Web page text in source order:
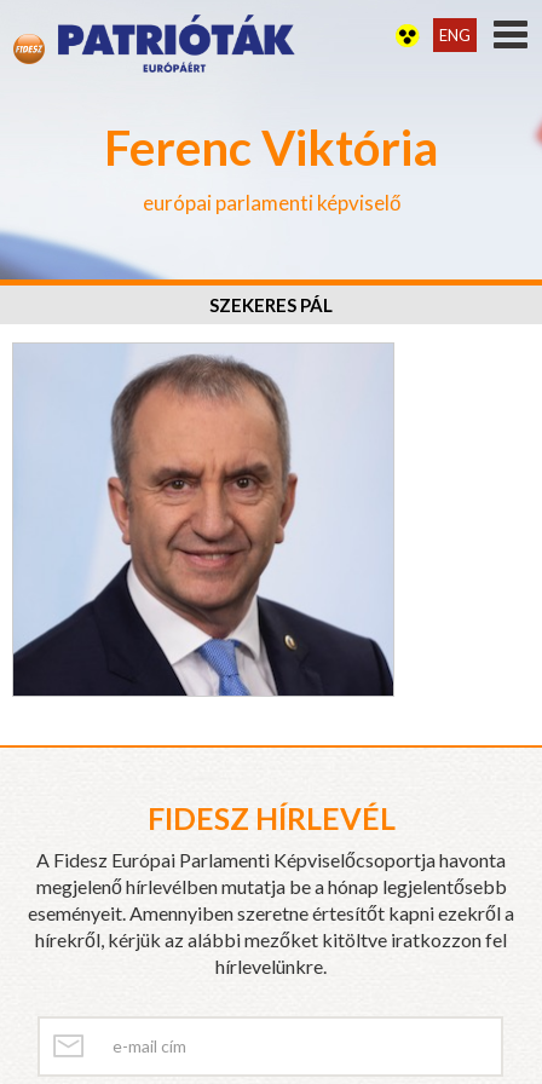
Ferenc Viktória
európai parlamenti képviselő
ENG
SZEKERES PÁL
FIDESZ HÍRLEVÉL
A Fidesz Európai Parlamenti Képviselőcsoportja havonta
megjelenő hírlevélben mutatja be a hónap legjelentősebb
eseményeit. Amennyiben szeretne értesítőt kapni ezekről a
hírekről, kérjük az alábbi mezőket kitöltve iratkozzon fel
hírlevelünkre.